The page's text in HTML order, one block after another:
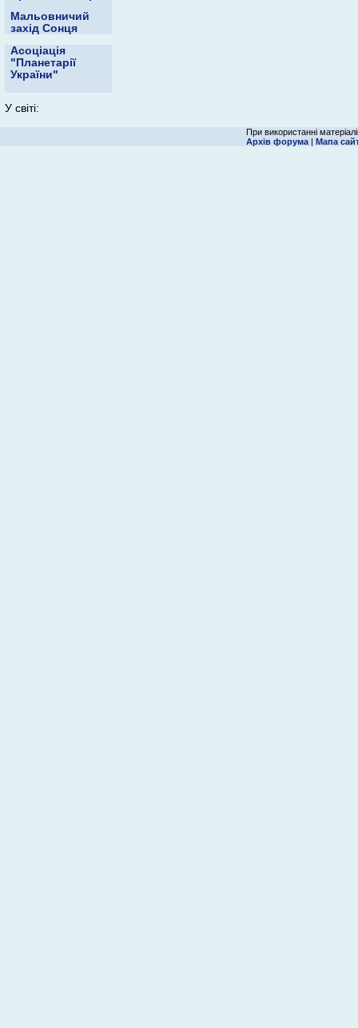
Мальовничий
захід Сонця
Асоціація
"Планетарії
України"
У світі:
При використанні
Архів форума| Мапа